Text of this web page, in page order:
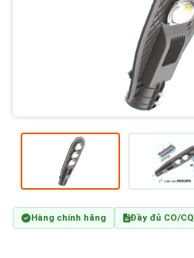
Hàng chính hãng Đầy đủ CO/CQ